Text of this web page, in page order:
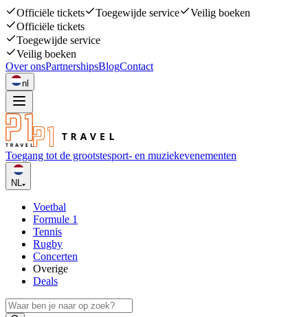
Officiële tickets Toegewijde service
Veilig boeken
Officiële tickets
Toegewijde service
Veilig boeken
Over onsPartnershipsBlogContact
nl
Toegang tot de grootstesport- en muziekevenementen
NL
Voetbal
Formule 1
Tennis
Rugby
Concerten
Overige
Deals